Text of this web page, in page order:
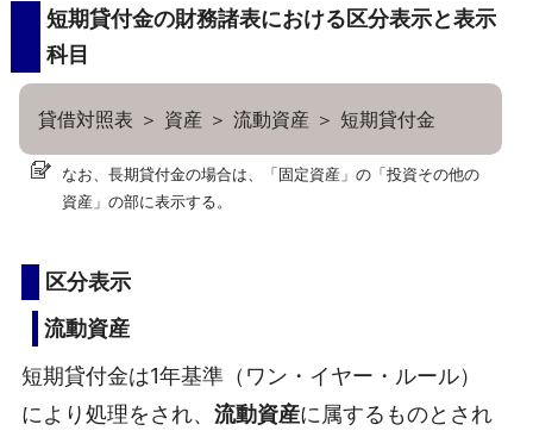
短期貸付金の財務諸表における区分表示と表示
科目
貸借対照表 ＞ 資産 ＞ 流動資産 ＞ 短期貸付金
なお、長期貸付金の場合は、「固定資産」の「投資その他の
資産」の部に表示する。
区分表示
流動資産
短期貸付金は1年基準（ワン・イヤー・ルール）
により処理をされ、 流動資産に属するものとされ